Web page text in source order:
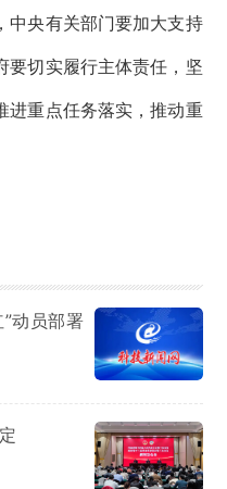
中央有关部门要加大支持
要切实履行主体责任，坚
进重点任务落实，推动重
动员部署